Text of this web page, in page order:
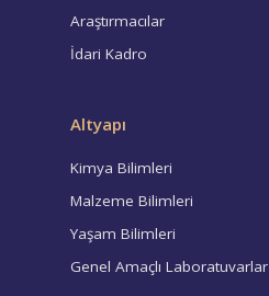
Araştırmacılar
İdari Kadro
Altyapı
Kimya Bilimleri
Malzeme Bilimleri
Yaşam Bilimleri
Genel Amaçlı Laboratuvarlar